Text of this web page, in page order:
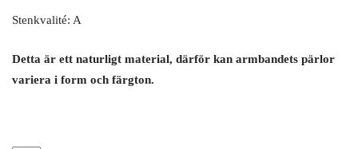
Stenkvalité: A
Detta är ett naturligt material, därför kan armbandets pärlor
variera i form och färgton.